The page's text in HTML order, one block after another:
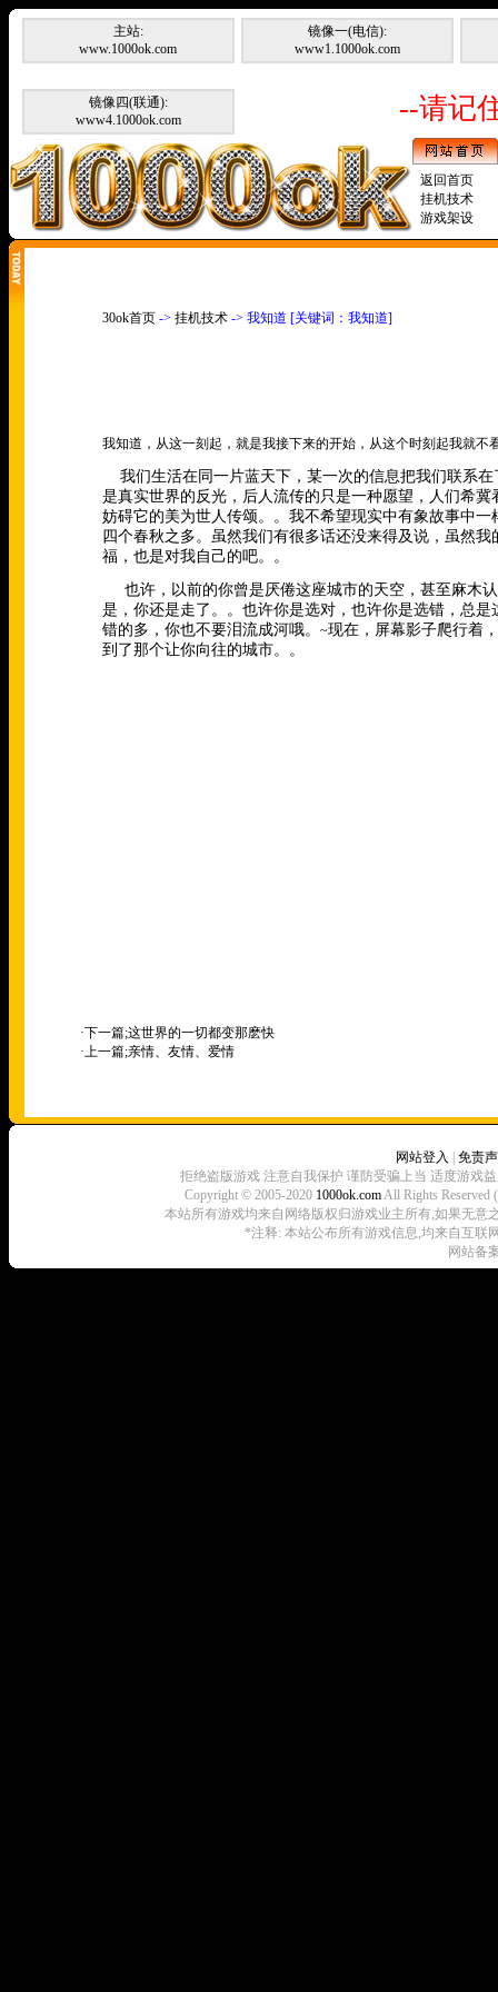
主站:
www.1000ok.com
镜像一(电信):
www1.1000ok.com
镜像四(联通):
www4.1000ok.com
--请记
返回首页
挂机技术
游戏架设
30ok首页 -> 挂机技术 -> 我知道 [关键词：我知道]
我知道，从这一刻起，就是我接下来的开始，从这个时刻起我就
我们生活在同一片蓝天下，某一次的信息把我们联系
是真实世界的反光，后人流传的只是一种愿望，人们希
妨碍它的美为世人传颂。。我不希望现实中有象故事中
四个春秋之多。虽然我们有很多话还没来得及说，虽然我
福，也是对我自己的吧。。
也许，以前的你曾是厌倦这座城市的天空，甚至麻木
是，你还是走了。。也许你是选对，也许你是选错，总
错的多，你也不要泪流成河哦。 ~现在，屏幕影子爬行着
到了那个让你向往的城市。。
·下一篇;这世界的一切都变那麽快
·上一篇;亲情、友情、爱情
网站登入
免责
拒绝盗版游戏 注意自我保护 谨防受骗上当 适度游戏
Copyright © 2005-2020 1000ok.comAll Rights
本站所有游戏均来自网络版权归游戏业主所有,如果无意
*注释: 本站公布所有游戏信息,均来自互联
网站备